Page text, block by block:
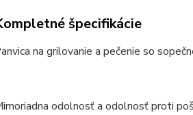
špecifikácie
na grilovanie a pečenie so
odolnosť a odolnosť proti